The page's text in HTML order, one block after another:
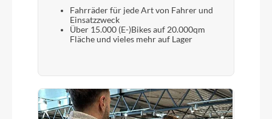
Bosch PowerTube Horizontal 750
Gepäckträger
Fahrräder für jede Art von Fahrer und
Einsatzzweck
Über 15.000 (E-)Bikes auf 20.000qm
Fläche und vieles mehr auf Lager